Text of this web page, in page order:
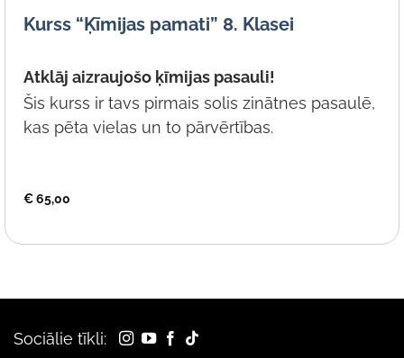
Kurss “Ķīmijas pamati” 8. Klasei
Atklāj aizraujošo ķīmijas pasauli!
Šis kurss ir tavs pirmais solis zinātnes pasaulē,
kas pēta vielas un to pārvērtības.
€65,00
Sociālie tīkli: